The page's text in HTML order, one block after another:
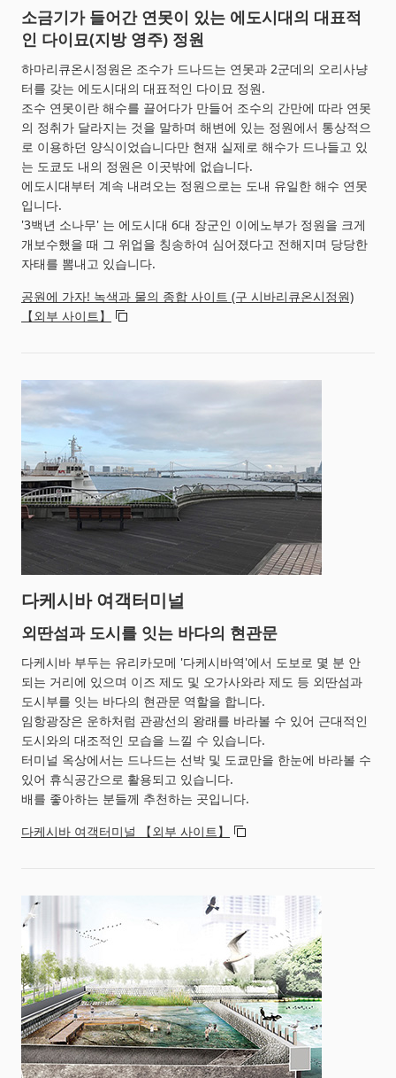
소금기가 들어간 연못이 있는 에도시대의 대표적
인 다이묘(지방 영주) 정원
하마리큐온시정원은 조수가 드나드는 연못과 2군데의 오리사냥
터를 갖는 에도시대의 대표적인 다이묘 정원.
조수 연못이란 해수를 끌어다가 만들어 조수의 간만에 따라 연못
의 정취가 달라지는 것을 말하며 해변에 있는 정원에서 통상적으
로 이용하던 양식이었습니다만 현재 실제로 해수가 드나들고 있
는 도쿄도 내의 정원은 이곳밖에 없습니다.
에도시대부터 계속 내려오는 정원으로는 도내 유일한 해수 연못
입니다.
'3백년 소나무' 는 에도시대 6대 장군인 이에노부가 정원을 크게
개보수했을 때 그 위업을 칭송하여 심어졌다고 전해지며 당당한
자태를 뽐내고 있습니다.
공원에 가자! 녹색과 물의 종합 사이트 (구 시바리큐온시정원)
【외부 사이트】
다케시바 여객터미널
외딴섬과 도시를 잇는 바다의 현관문
다케시바 부두는 유리카모메 '다케시바역'에서 도보로 몇 분 안
되는 거리에 있으며 이즈 제도 및 오가사와라 제도 등 외딴섬과
도시부를 잇는 바다의 현관문 역할을 합니다.
임항광장은 운하처럼 관광선의 왕래를 바라볼 수 있어 근대적인
도시와의 대조적인 모습을 느낄 수 있습니다.
터미널 옥상에서는 드나드는 선박 및 도쿄만을 한눈에 바라볼 수
있어 휴식공간으로 활용되고 있습니다.
배를 좋아하는 분들께 추천하는 곳입니다.
다케시바 여객터미널 【외부 사이트】